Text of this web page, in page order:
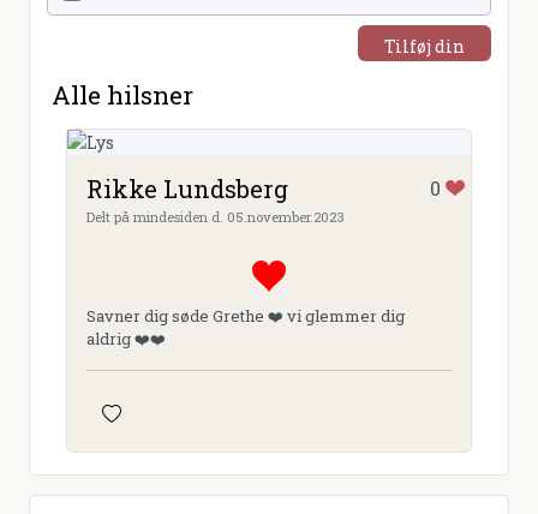
Tilføj din
Alle hilsner
Rikke Lundsberg 0
Delt på mindesiden d. 05.november.2023
Savner dig søde Grethe ❤️ vi glemmer dig
aldrig ❤️❤️